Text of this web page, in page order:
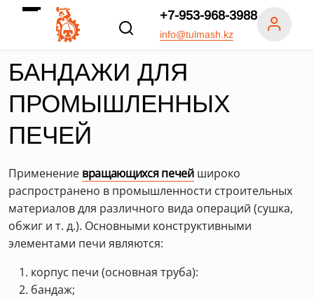
+7-953-968-3988
info@tulmash.kz
БАНДАЖИ ДЛЯ
ПРОМЫШЛЕННЫХ
ПЕЧЕЙ
Применение вращающихся печейшироко
распространено в промышленности строительных
материалов для различного вида операций (сушка,
обжиг и т. д.). Основными конструктивными
элементами печи являются:
корпус печи (основная труба):
бандаж;